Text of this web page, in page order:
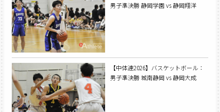
男子準決勝 静岡学園 vs 静岡翔洋
【中体連2026】バスケットボール：
男子準決勝 城南静岡 vs 静岡大成